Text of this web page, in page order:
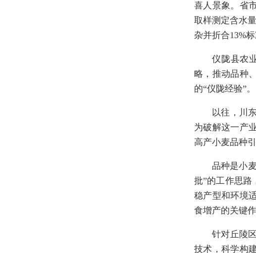
喜人景象。省
取样测定含水
杂并折合13%
仪陇县农
略，推动品种
的“仪陇经验”。
以往，川
为破解这一产
高产小麦品种
品种是小
批”的工作思路
稳产型和环境
食增产的关键作
针对丘陵
技术，科学构